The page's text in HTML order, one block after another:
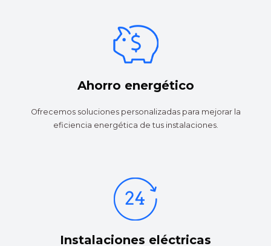
Ahorro energético
Ofrecemos soluciones personalizadas para mejorar la
eficiencia energética de tus instalaciones.
Instalaciones eléctricas